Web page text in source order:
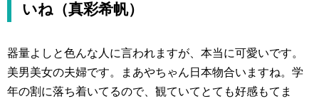
いね（真彩希帆）
器量よしと色んな人に言われますが、本当に可愛いです。
美男美女の夫婦です。まあやちゃん日本物合いますね。学
年の割に落ち着いてるので、観ていてとても好感もてま